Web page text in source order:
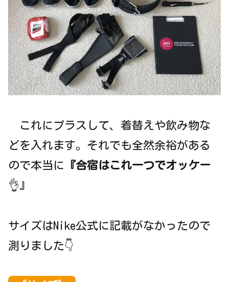
これにプラスして、着替えや飲み物な
どを入れます。それでも全然余裕がある
ので本当に 『合宿はこれ一つでオッケー
👌』
サイズはNike公式に記載がなかったので
測りました👇